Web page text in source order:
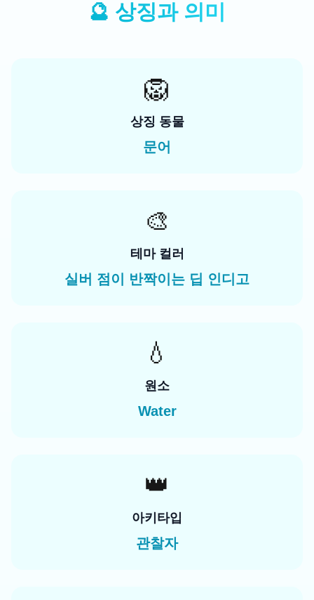
🔮 상징과 의미
🦁
상징 동물
문어
🎨
테마 컬러
실버 점이 반짝이는 딥 인디고
💧
원소
Water
👑
아키타입
관찰자